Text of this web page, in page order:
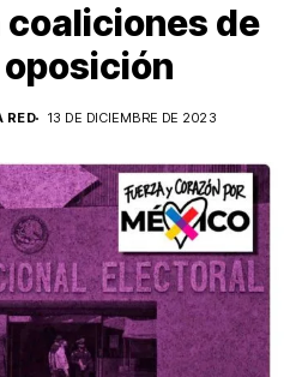
coaliciones de
oposición
RED
13 DE DICIEMBRE DE 2023